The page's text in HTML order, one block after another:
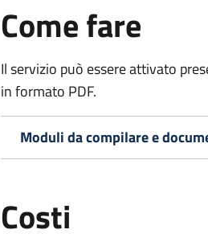
Come fare
Il servizio può essere attivato
in formato PDF.
Moduli da compilare e
Costi